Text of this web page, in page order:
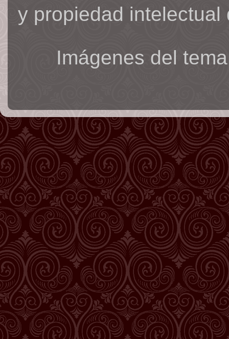
y propiedad intelectual
Imágenes del